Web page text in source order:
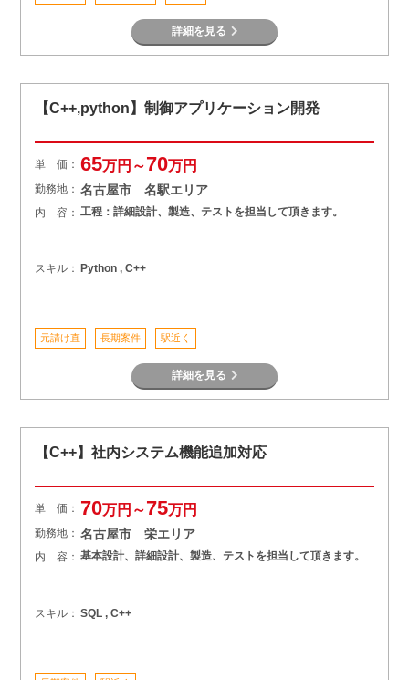
詳細を見る
【C++,python】制御アプリケーション開発
単 価： 65万円～70万円
勤務地： 名古屋市 名駅エリア
内 容： 工程：詳細設計、製造、テストを担当して頂きます。
スキル： Python , C++
元請け直 長期案件 駅近く
詳細を見る
【C++】社内システム機能追加対応
単 価： 70万円～75万円
勤務地： 名古屋市 栄エリア
内 容： 基本設計、詳細設計、製造、テストを担当して頂きます。
スキル： SQL , C++